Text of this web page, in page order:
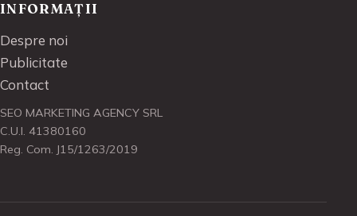
INFORMAȚII
Despre noi
Publicitate
Contact
SEO MARKETING AGENCY SRL
C.U.I. 41380160
Reg. Com. J15/1263/2019